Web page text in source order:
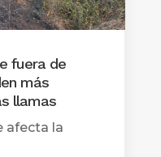
fuera de
más
llamas
afecta la